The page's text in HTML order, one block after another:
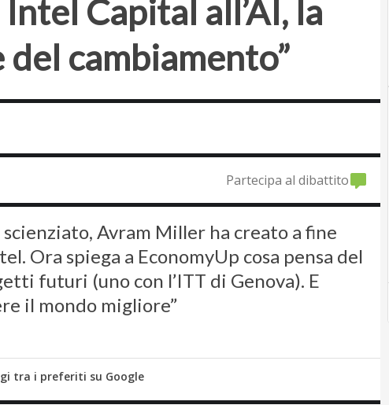
Capital all’AI, la
cambiamento”
Partecipa al dibattito
Avram Miller ha creato a fine
Ora spiega a EconomyUp cosa pensa del
futuri (uno con l’ITT di Genova). E
il mondo migliore”
tra i preferiti su Google